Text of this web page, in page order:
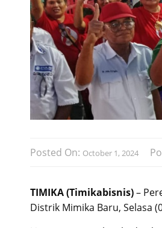
Posted On: October 1, 2024
TIMIKA (Timikabisnis)–
Distrik Mimika Baru, Selasa